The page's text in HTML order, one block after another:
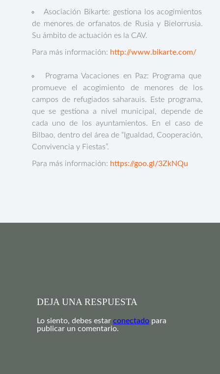
Asociación Bikarte: gestiona los acogimientos
de menores de orfanatos de Rusia y Bielorrusia.
Su ámbito de actuación es la CAV.
Para más información: http://www.bikarte.com/
Programa Vacaciones en Paz: Programa que
promueve el acogimiento de menores de los
campos de refugiados saharauis. Este programa,
que se gestiona a nivel municipal, depende de
cada uno de los ayuntamientos. En el caso de
Bilbao, dentro del área de “Igualdad, Cooperación,
Convivencia y Fiestas”.
Para más información: https://goo.gl/3ZkNQu
DEJA UNA RESPUESTA
Lo siento, debes estar conectadopara
publicar un comentario.